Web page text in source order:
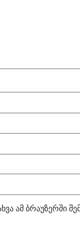
ამ ბრაუზერში